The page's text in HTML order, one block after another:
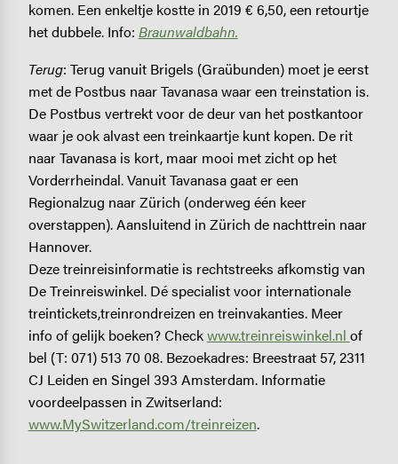
komen. Een enkeltje kostte in 2019 € 6,50, een retourtje
het dubbele. Info: Braunwaldbahn.
Terug: Terug vanuit Brigels (Graübunden) moet je eerst
met de Postbus naar Tavanasa waar een treinstation is.
De Postbus vertrekt voor de deur van het postkantoor
waar je ook alvast een treinkaartje kunt kopen. De rit
naar Tavanasa is kort, maar mooi met zicht op het
Vorderrheindal. Vanuit Tavanasa gaat er een
Regionalzug naar Zürich (onderweg één keer
overstappen). Aansluitend in Zürich de nachttrein naar
Hannover.
Deze treinreisinformatie is rechtstreeks afkomstig van
De Treinreiswinkel. Dé specialist voor internationale
treintickets,treinrondreizen en treinvakanties. Meer
info of gelijk boeken? Checkwww.treinreiswinkel.nl of
bel (T: 071) 513 70 08. Bezoekadres: Breestraat 57, 2311
CJ Leiden en Singel 393 Amsterdam. Informatie
voordeelpassen in Zwitserland:
www.MySwitzerland.com/treinreizen.